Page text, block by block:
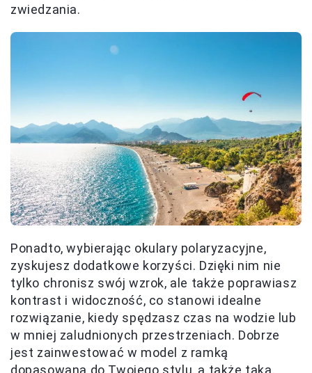
zwiedzania.
Ponadto, wybierając okulary polaryzacyjne,
zyskujesz dodatkowe korzyści. Dzięki nim nie
tylko chronisz swój wzrok, ale także poprawiasz
kontrast i widoczność, co stanowi idealne
rozwiązanie, kiedy spędzasz czas na wodzie lub
w mniej zaludnionych przestrzeniach. Dobrze
jest zainwestować w model z ramką